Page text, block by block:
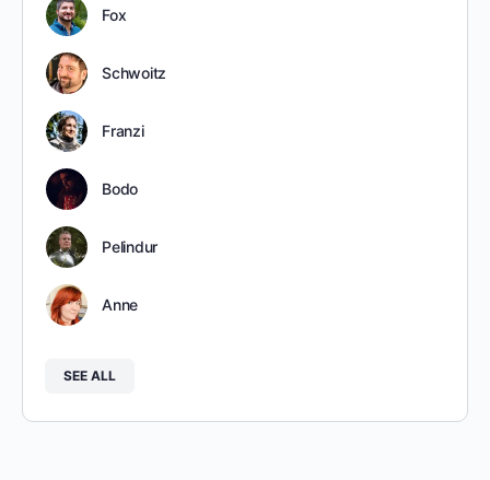
Fox
Schwoitz
Franzi
Bodo
Pelindur
Anne
SEE ALL